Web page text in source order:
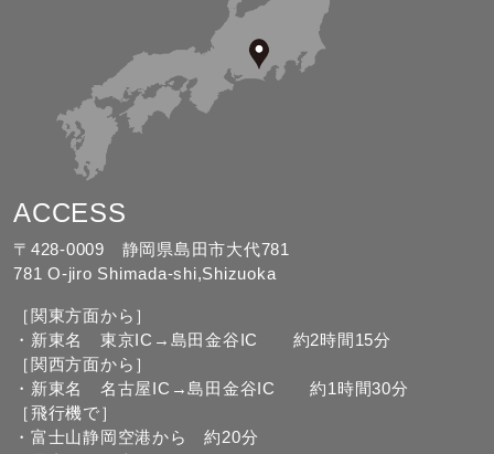
ACCESS
〒428-0009 静岡県島田市大代781
781 O-jiro Shimada-shi,Shizuoka
［関東方面から］
・新東名 東京IC→島田金谷IC 約2時間15分
［関西方面から］
・新東名 名古屋IC→島田金谷IC 約1時間30分
［飛行機で］
・富士山静岡空港から 約20分